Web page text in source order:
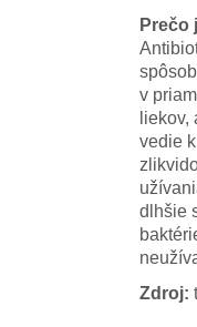
Prečo
v
vedie
dlhšie
Zdroj: